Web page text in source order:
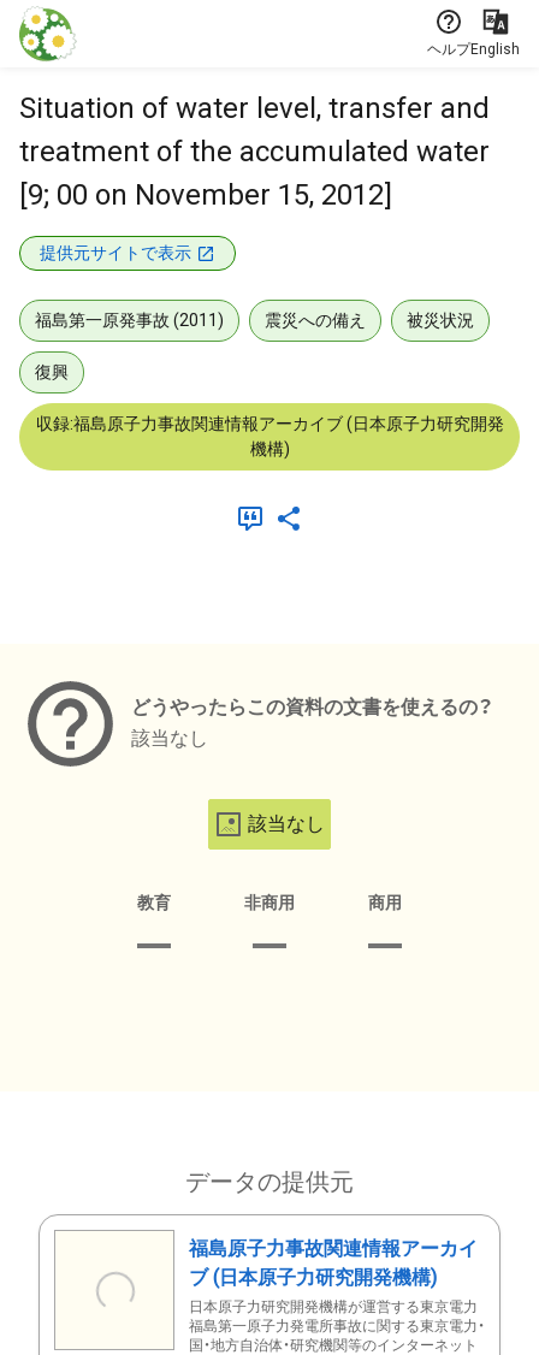
本文に飛ぶ
ヘルプEnglish
Situation of water level, transfer and
treatment of the accumulated water
[9; 00 on November 15, 2012]
提供元サイトで表示
福島第一原発事故 (2011) 震災への備え 被災状況
復興
収録:福島原子力事故関連情報アーカイブ (日本原子力研究開発
機構)
どうやったらこの資料の文書を使えるの？
該当なし
該当なし
教育 非商用 商用
データの提供元
福島原子力事故関連情報アーカイ
ブ (日本原子力研究開発機構)
日本原子力研究開発機構が運営する東京電力
福島第一原子力発電所事故に関する東京電力・
国・地方自治体・研究機関等のインターネット